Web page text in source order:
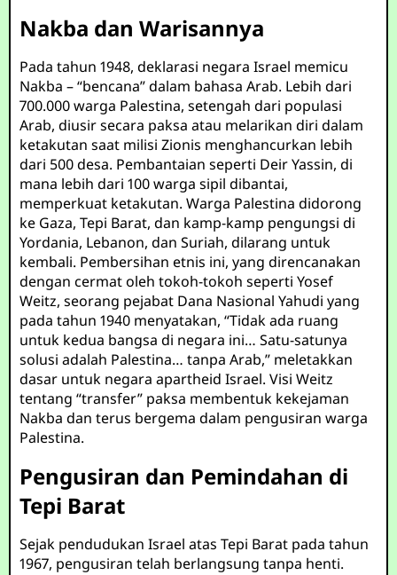
Nakba dan Warisannya
Pada tahun 1948, deklarasi negara Israel memicu
Nakba – “bencana” dalam bahasa Arab. Lebih dari
700.000 warga Palestina, setengah dari populasi
Arab, diusir secara paksa atau melarikan diri dalam
ketakutan saat milisi Zionis menghancurkan lebih
dari 500 desa. Pembantaian seperti Deir Yassin, di
mana lebih dari 100 warga sipil dibantai,
memperkuat ketakutan. Warga Palestina didorong
ke Gaza, Tepi Barat, dan kamp-kamp pengungsi di
Yordania, Lebanon, dan Suriah, dilarang untuk
kembali. Pembersihan etnis ini, yang direncanakan
dengan cermat oleh tokoh-tokoh seperti Yosef
Weitz, seorang pejabat Dana Nasional Yahudi yang
pada tahun 1940 menyatakan, “Tidak ada ruang
untuk kedua bangsa di negara ini… Satu-satunya
solusi adalah Palestina… tanpa Arab,” meletakkan
dasar untuk negara apartheid Israel. Visi Weitz
tentang “transfer” paksa membentuk kekejaman
Nakba dan terus bergema dalam pengusiran warga
Palestina.
Pengusiran dan Pemindahan di
Tepi Barat
Sejak pendudukan Israel atas Tepi Barat pada tahun
1967, pengusiran telah berlangsung tanpa henti.